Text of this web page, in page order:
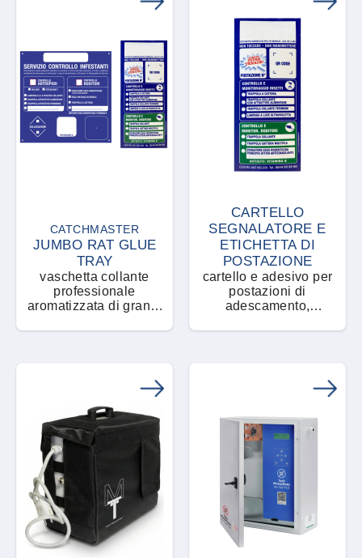
CATCHMASTER
JUMBO RAT GLUE
TRAY
vaschetta collante
professionale
aromatizzata di grandi
CARTELLO
SEGNALATORE E
ETICHETTA DI
POSTAZIONE
cartello e adesivo per
postazioni di
adescamento,
di roditori e insetti